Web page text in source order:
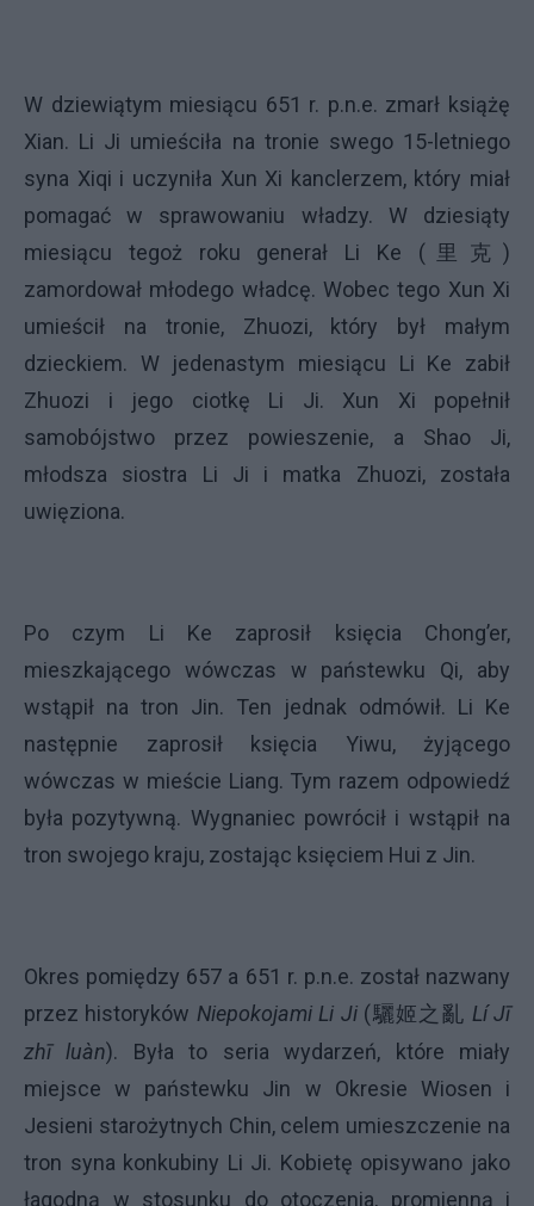
W dziewiątym miesiącu 651 r. p.n.e. zmarł książę
Xian. Li Ji umieściła na tronie swego 15-letniego
syna Xiqi i uczyniła Xun Xi kanclerzem, który miał
pomagać w sprawowaniu władzy. W dziesiąty
miesiącu tegoż roku generał Li Ke ( 里克)
zamordował młodego władcę. Wobec tego Xun Xi
umieścił na tronie, Zhuozi, który był małym
dzieckiem. W jedenastym miesiącu Li Ke zabił
Zhuozi i jego ciotkę Li Ji. Xun Xi popełnił
samobójstwo przez powieszenie, a Shao Ji,
młodsza siostra Li Ji i matka Zhuozi, została
uwięziona.
Po czym Li Ke zaprosił księcia Chong’er,
mieszkającego wówczas w państewku Qi, aby
wstąpił na tron Jin. Ten jednak odmówił. Li Ke
następnie zaprosił księcia Yiwu, żyjącego
wówczas w mieście Liang. Tym razem odpowiedź
była pozytywną. Wygnaniec powrócił i wstąpił na
tron swojego kraju, zostając księciem Hui z Jin.
Okres pomiędzy 657 a 651 r. p.n.e. został nazwany
przez historyków Niepokojami Li Ji(驪姬 之亂 Lí Jī
zhī luàn). Była to seria wydarzeń, które miały
miejsce w państewku Jin w Okresie Wiosen i
Jesieni starożytnych Chin, celem umieszczenie na
tron syna konkubiny Li Ji. Kobietę opisywano jako
łagodną w stosunku do otoczenia, promienną i